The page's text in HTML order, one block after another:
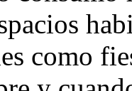
como